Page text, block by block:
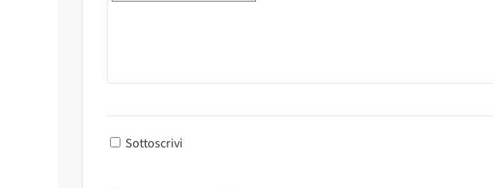
Sottoscrivi